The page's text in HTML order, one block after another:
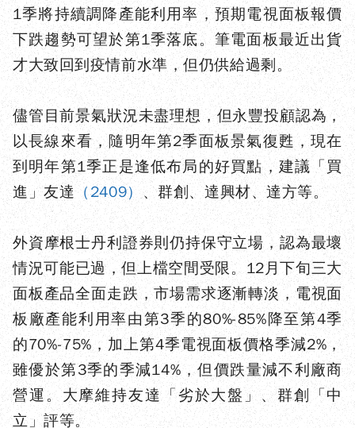
1季將持續調降產能利用率，預期電視面板報價
下跌趨勢可望於第1季落底。筆電面板最近出貨
才大致回到疫情前水準，但仍供給過剩。
儘管目前景氣狀況未盡理想，但永豐投顧認為，
以長線來看，隨明年第2季面板景氣復甦，現在
到明年第1季正是逢低布局的好買點，建議「買
進」友達 （2409） 、群創、達興材、達方等。
外資摩根士丹利證券則仍持保守立場，認為最壞
情況可能已過，但上檔空間受限。12月下旬三大
面板產品全面走跌，市場需求逐漸轉淡，電視面
板廠產能利用率由第3季的80%-85%降至第4季
的70%-75%，加上第4季電視面板價格季減2%，
雖優於第3季的季減14%，但價跌量減不利廠商
營運。大摩維持友達「劣於大盤」、群創「中
立」評等。